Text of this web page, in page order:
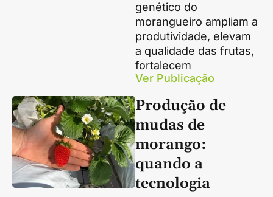
genético do
morangueiro ampliam a
produtividade, elevam
a qualidade das frutas,
fortalecem
Ver Publicação
Produção de
mudas de
morango:
quando a
tecnologia